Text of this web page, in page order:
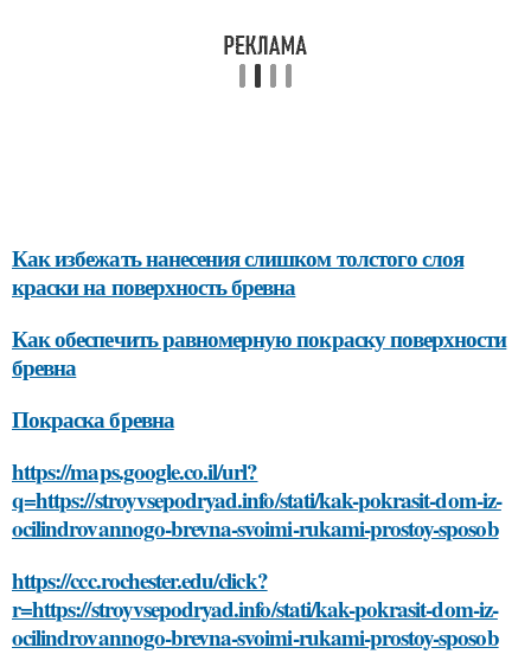
Как избежать нанесения слишком толстого слоя
краски на поверхность бревна
Как обеспечить равномерную покраску поверхности
бревна
Покраска бревна
https://maps.google.co.il/url?
q=https://stroyvsepodryad.info/stati/kak-pokrasit-dom-iz-
ocilindrovannogo-brevna-svoimi-rukami-prostoy-sposob
https://ccc.rochester.edu/click?
r=https://stroyvsepodryad.info/stati/kak-pokrasit-dom-iz-
ocilindrovannogo-brevna-svoimi-rukami-prostoy-sposob